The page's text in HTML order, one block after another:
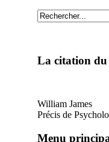
La citation
William James
Précis de
Menu